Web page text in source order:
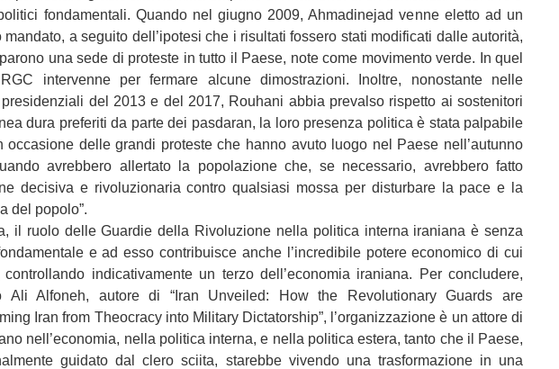
fondamentali. Quando nel giugno 2009, Ahmadinejad venne eletto ad un
mandato, a seguito dell’ipotesi che i risultati fossero stati modificati dalle autorità,
una sede di proteste in tutto il Paese, note come movimento verde. In quel
intervenne per fermare alcune dimostrazioni. Inoltre, nonostante nelle
del 2013 e del 2017, Rouhani abbia prevalso rispetto ai sostenitori
dura preferiti da parte dei pasdaran, la loro presenza politica è stata palpabile
occasione delle grandi proteste che hanno avuto luogo nel Paese nell’autunno
avrebbero allertato la popolazione che, se necessario, avrebbero fatto
decisiva e rivoluzionaria contro qualsiasi mossa per disturbare la pace e la
del popolo”.
il ruolo delle Guardie della Rivoluzione nella politica interna iraniana è senza
e ad esso contribuisce anche l’incredibile potere economico di cui
controllando indicativamente un terzo dell’economia iraniana. Per concludere,
Ali Alfoneh, autore di “Iran Unveiled: How the Revolutionary Guards are
Iran from Theocracy into Military Dictatorship”, l’organizzazione è un attore di
nell’economia, nella politica interna, e nella politica estera, tanto che il Paese,
guidato dal clero sciita, starebbe vivendo una trasformazione in una